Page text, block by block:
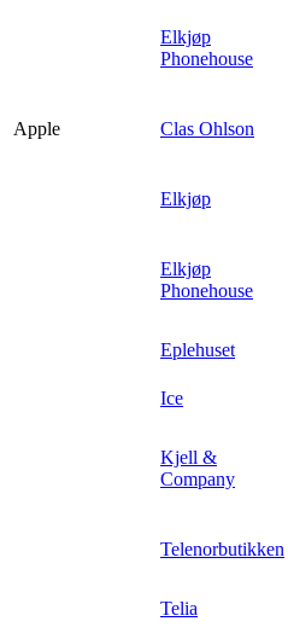
Elkjøp
Phonehouse
Apple Clas Ohlson
Elkjøp
Elkjøp
Phonehouse
Eplehuset
Ice
Kjell &
Company
Telenorbutikken
Telia